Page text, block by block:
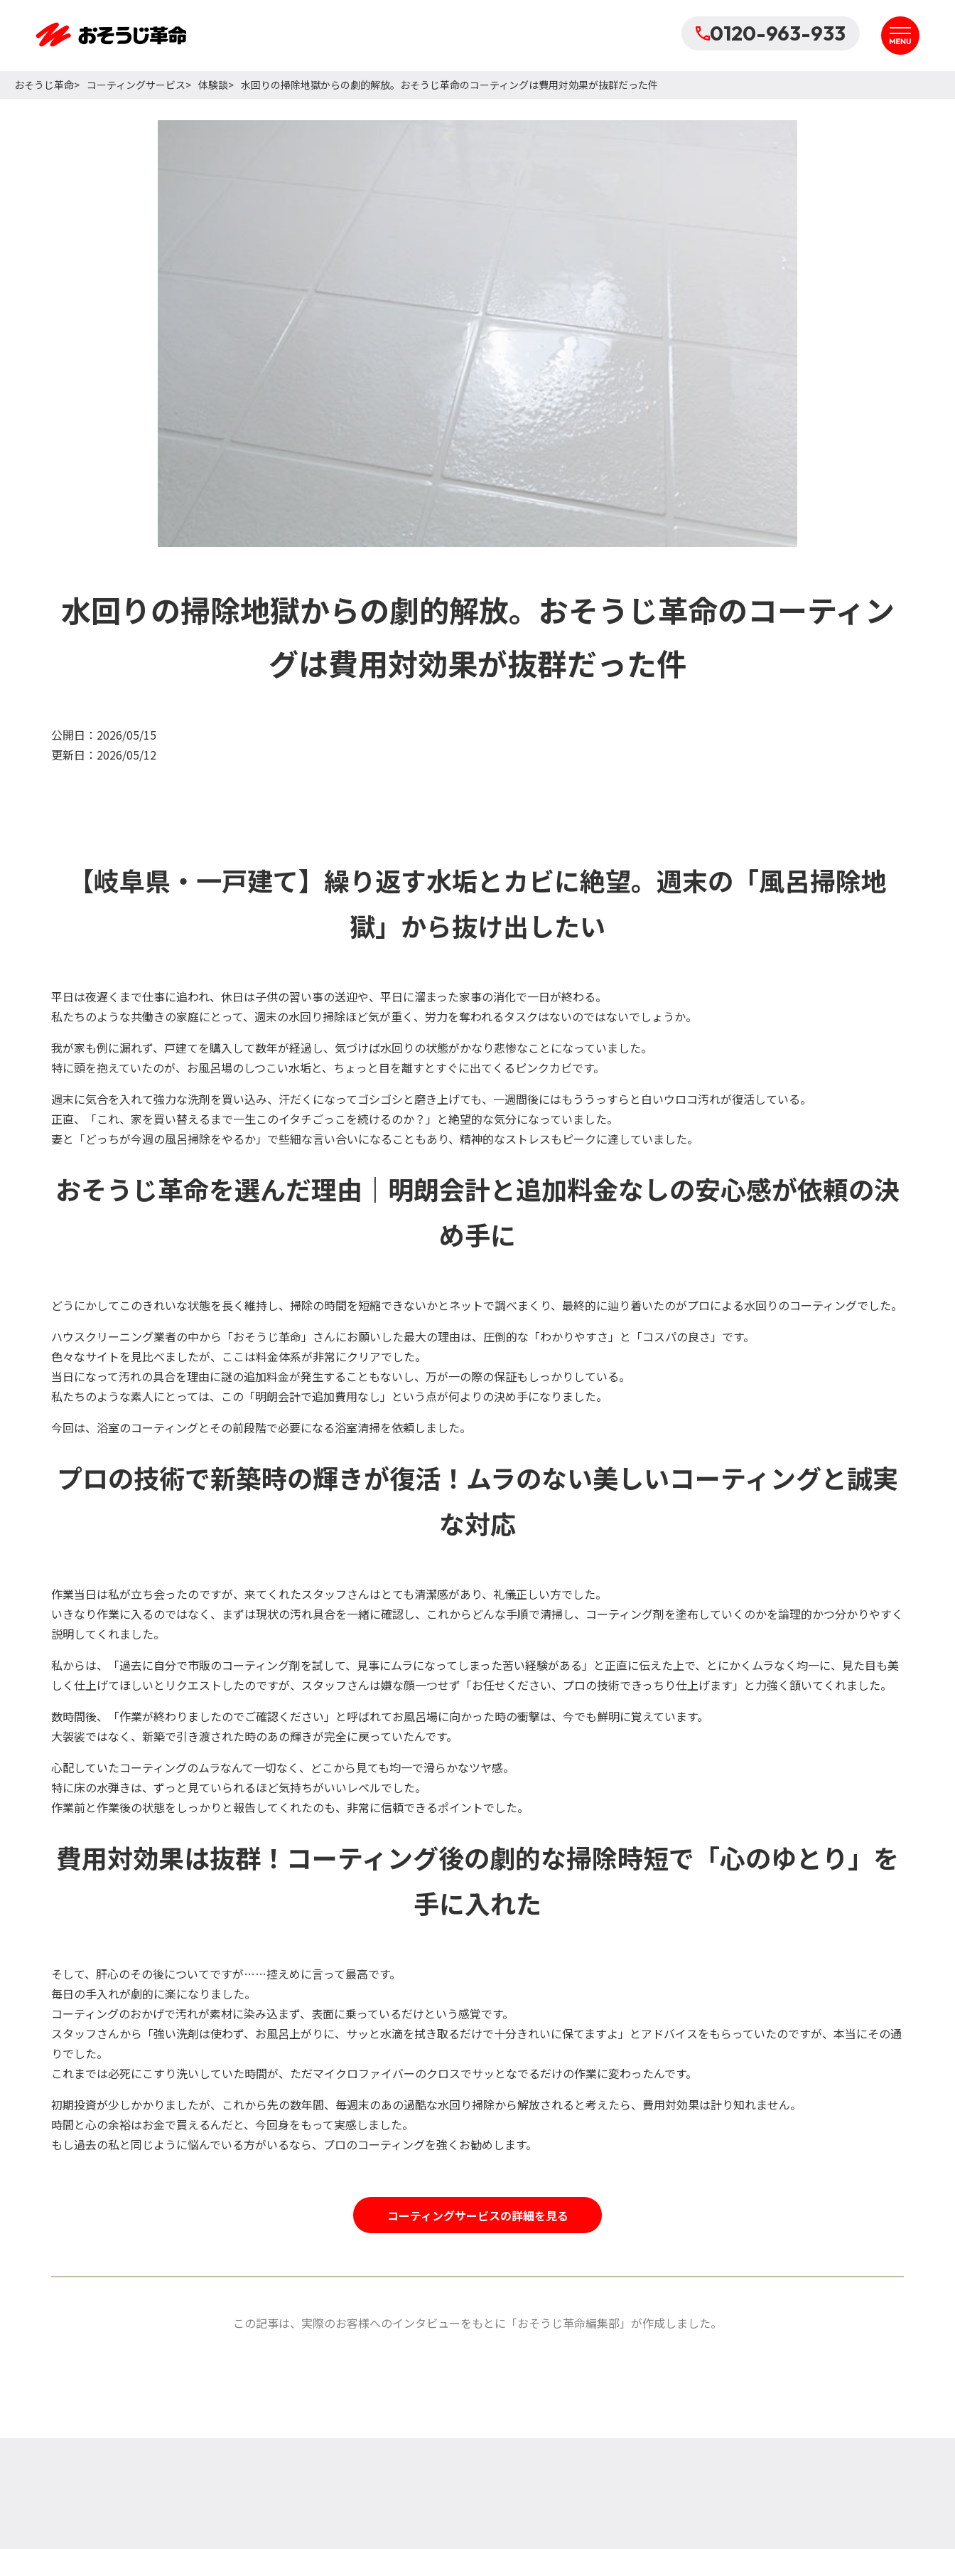
0120-963-933
おそうじ革命 コーティングサービス 体験談 水回りの掃除地獄からの劇的解放。おそうじ革命のコーティングは費用対効果が抜群だった件
水回りの掃除地獄からの劇的解放。おそうじ革命のコーティン
グは費用対効果が抜群だった件
公開日：2026/05/15
更新日：2026/05/12
【岐阜県・一戸建て】繰り返す水垢とカビに絶望。週末の「風呂掃除地
獄」から抜け出したい
平日は夜遅くまで仕事に追われ、休日は子供の習い事の送迎や、平日に溜まった家事の消化で一日が終わる。
私たちのような共働きの家庭にとって、週末の水回り掃除ほど気が重く、労力を奪われるタスクはないのではないでしょうか。
我が家も例に漏れず、戸建てを購入して数年が経過し、気づけば水回りの状態がかなり悲惨なことになっていました。
特に頭を抱えていたのが、お風呂場のしつこい水垢と、ちょっと目を離すとすぐに出てくるピンクカビです。
週末に気合を入れて強力な洗剤を買い込み、汗だくになってゴシゴシと磨き上げても、一週間後にはもううっすらと白いウロコ汚れが復活している。
正直、「これ、家を買い替えるまで一生このイタチごっこを続けるのか？」と絶望的な気分になっていました。
妻と「どっちが今週の風呂掃除をやるか」で些細な言い合いになることもあり、精神的なストレスもピークに達していました。
おそうじ革命を選んだ理由｜明朗会計と追加料金なしの安心感が依頼の決
め手に
どうにかしてこのきれいな状態を長く維持し、掃除の時間を短縮できないかとネットで調べまくり、最終的に辿り着いたのがプロによる水回りのコーティングでした。
ハウスクリーニング業者の中から「おそうじ革命」さんにお願いした最大の理由は、圧倒的な「わかりやすさ」と「コスパの良さ」です。
色々なサイトを見比べましたが、ここは料金体系が非常にクリアでした。
当日になって汚れの具合を理由に謎の追加料金が発生することもないし、万が一の際の保証もしっかりしている。
私たちのような素人にとっては、この「明朗会計で追加費用なし」という点が何よりの決め手になりました。
今回は、浴室のコーティングとその前段階で必要になる浴室清掃を依頼しました。
プロの技術で新築時の輝きが復活！ムラのない美しいコーティングと誠実
な対応
作業当日は私が立ち会ったのですが、来てくれたスタッフさんはとても清潔感があり、礼儀正しい方でした。
いきなり作業に入るのではなく、まずは現状の汚れ具合を一緒に確認し、これからどんな手順で清掃し、コーティング剤を塗布していくのかを論理的かつ分かりやすく
説明してくれました。
私からは、「過去に自分で市販のコーティング剤を試して、見事にムラになってしまった苦い経験がある」と正直に伝えた上で、とにかくムラなく均一に、見た目も美
しく仕上げてほしいとリクエストしたのですが、スタッフさんは嫌な顔一つせず「お任せください、プロの技術できっちり仕上げます」と力強く頷いてくれました。
数時間後、「作業が終わりましたのでご確認ください」と呼ばれてお風呂場に向かった時の衝撃は、今でも鮮明に覚えています。
大袈裟ではなく、新築で引き渡された時のあの輝きが完全に戻っていたんです。
心配していたコーティングのムラなんて一切なく、どこから見ても均一で滑らかなツヤ感。
特に床の水弾きは、ずっと見ていられるほど気持ちがいいレベルでした。
作業前と作業後の状態をしっかりと報告してくれたのも、非常に信頼できるポイントでした。
費用対効果は抜群！コーティング後の劇的な掃除時短で「心のゆとり」を
手に入れた
そして、肝心のその後についてですが……控えめに言って最高です。
毎日の手入れが劇的に楽になりました。
コーティングのおかげで汚れが素材に染み込まず、表面に乗っているだけという感覚です。
スタッフさんから「強い洗剤は使わず、お風呂上がりに、サッと水滴を拭き取るだけで十分きれいに保てますよ」とアドバイスをもらっていたのですが、本当にその通
りでした。
これまでは必死にこすり洗いしていた時間が、ただマイクロファイバーのクロスでサッとなでるだけの作業に変わったんです。
初期投資が少しかかりましたが、これから先の数年間、毎週末のあの過酷な水回り掃除から解放されると考えたら、費用対効果は計り知れません。
時間と心の余裕はお金で買えるんだと、今回身をもって実感しました。
もし過去の私と同じように悩んでいる方がいるなら、プロのコーティングを強くお勧めします。
コーティングサービスの詳細を見る
この記事は、実際のお客様へのインタビューをもとに「おそうじ革命編集部」が作成しました。